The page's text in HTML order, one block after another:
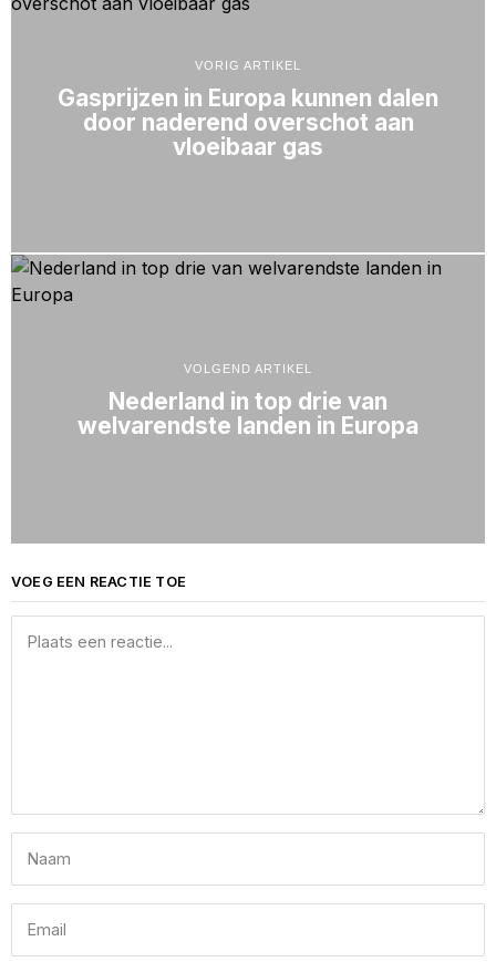
VORIG ARTIKEL
Gasprijzen in Europa kunnen dalen
door naderend overschot aan
vloeibaar gas
VOLGEND ARTIKEL
Nederland in top drie van
welvarendste landen in Europa
VOEG EEN REACTIE TOE